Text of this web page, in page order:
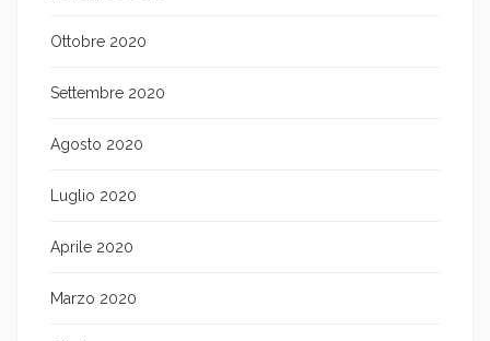
Ottobre 2020
Settembre 2020
Agosto 2020
Luglio 2020
Aprile 2020
Marzo 2020